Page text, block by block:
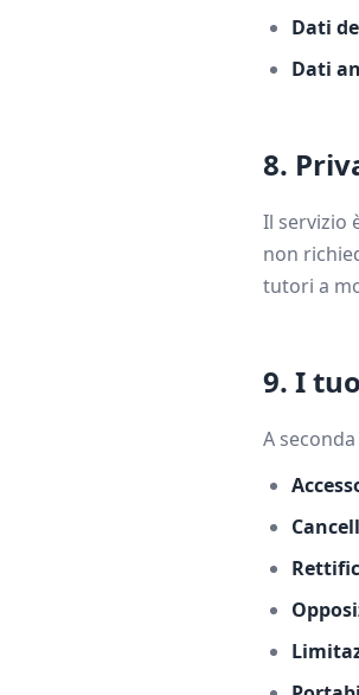
Dati
Dati
8.
Il servizio
non
tutori a
9. I
A